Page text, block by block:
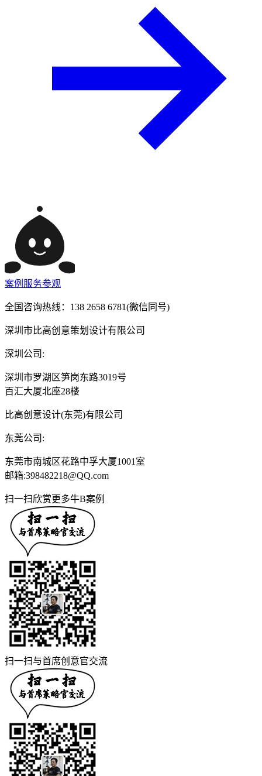
案例 服务参观
全国咨询热线： 138 2658 6781(微信同号)
深圳市比高创意策划设计有限公司
深圳公司:
深圳市罗湖区笋岗东路3019号
百汇大厦北座28楼
比高创意设计(东莞)有限公司
东莞公司:
东莞市南城区花路中孚大厦1001室
邮箱:398482218@QQ.com
扫一扫欣赏更多牛B案例
扫一扫与首席创意官交流